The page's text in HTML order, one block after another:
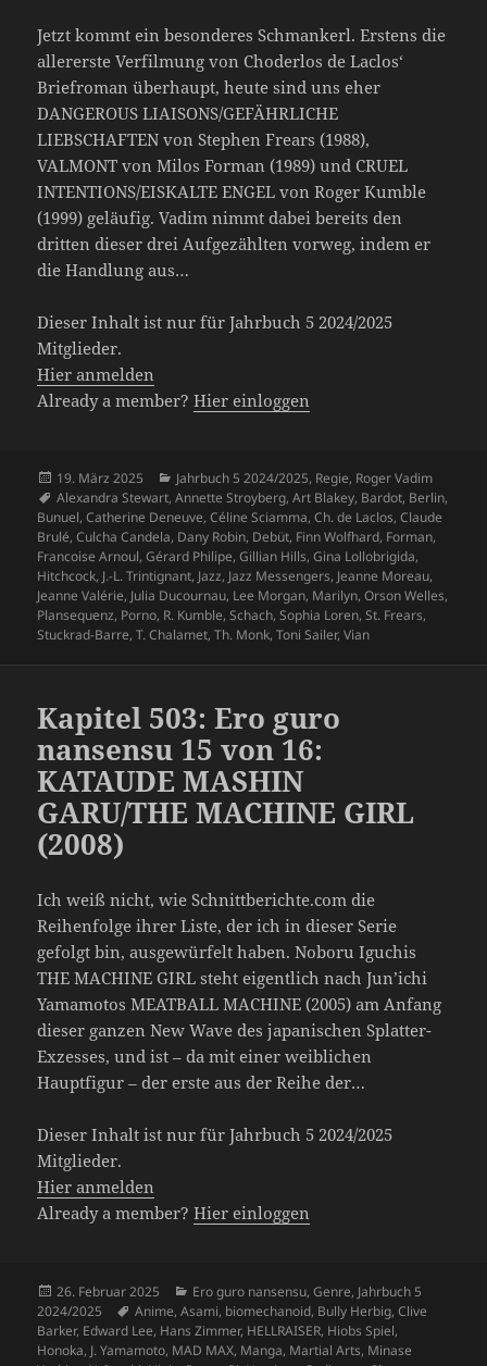
Jetzt kommt ein besonderes Schmankerl. Erstens die
allererste Verfilmung von Choderlos de Laclos‘
Briefroman überhaupt, heute sind uns eher
DANGEROUS LIAISONS/GEFÄHRLICHE
LIEBSCHAFTEN von Stephen Frears (1988),
VALMONT von Milos Forman (1989) und CRUEL
INTENTIONS/EISKALTE ENGEL von Roger Kumble
(1999) geläufig. Vadim nimmt dabei bereits den
dritten dieser drei Aufgezählten vorweg, indem er
die Handlung aus…
Dieser Inhalt ist nur für Jahrbuch 5 2024/2025
Mitglieder.
Hier anmelden
Already a member?Hier einloggen
Veröffentlicht
am
19. März 2025 Kategorien
Jahrbuch 5 2024/2025, Regie, Roger Vadim
Schlagwörter
Alexandra Stewart,Annette Stroyberg,Art Blakey, Bardot, Berlin,
Bunuel,Catherine Deneuve,Céline Sciamma,Ch. de Laclos,Claude
Brulé,Culcha Candela, Dany Robin, Debüt, Finn Wolfhard, Forman,
Francoise Arnoul,Gérard Philipe,Gillian Hills,Gina Lollobrigida,
Hitchcock, J.-L. Trintignant, Jazz, Jazz Messengers, Jeanne Moreau,
Jeanne Valérie, Julia Ducournau, Lee Morgan, Marilyn,Orson Welles,
Plansequenz, Porno, R. Kumble,Schach,Sophia Loren,St. Frears,
Stuckrad-Barre,T. Chalamet,Th. Monk,Toni Sailer,Vian
Kapitel 503: Ero guro
nansensu 15 von 16:
KATAUDE MASHIN
GARU/THE MACHINE GIRL
(2008)
Ich weiß nicht, wie Schnittberichte.com die
Reihenfolge ihrer Liste, der ich in dieser Serie
gefolgt bin, ausgewürfelt haben. Noboru Iguchis
THE MACHINE GIRL steht eigentlich nach Jun’ichi
Yamamotos MEATBALL MACHINE (2005) am Anfang
dieser ganzen New Wave des japanischen Splatter-
Exzesses, und ist – da mit einer weiblichen
Hauptfigur – der erste aus der Reihe der…
Dieser Inhalt ist nur für Jahrbuch 5 2024/2025
Mitglieder.
Hier anmelden
Already a member?Hier einloggen
Veröffentlicht
am
26. Februar 2025 Kategorien
Ero guro nansensu,Genre, Jahrbuch 5
2024/2025
Schlagwörter
Anime,Asami, biomechanoid, Bully Herbig,Clive
Barker, Edward Lee, Hans Zimmer, HELLRAISER, Hiobs Spiel,
Honoka, J. Yamamoto, MAD MAX, Manga, Martial Arts, Minase